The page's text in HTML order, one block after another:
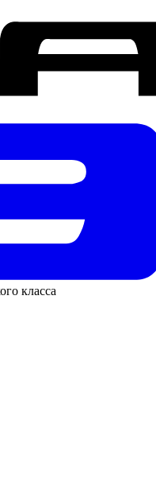
класса